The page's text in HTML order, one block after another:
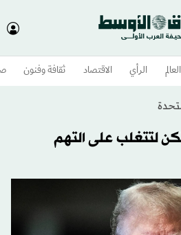
العالم الرأي الاقتصاد ثقافة وفنون
لتتغلب على التهم